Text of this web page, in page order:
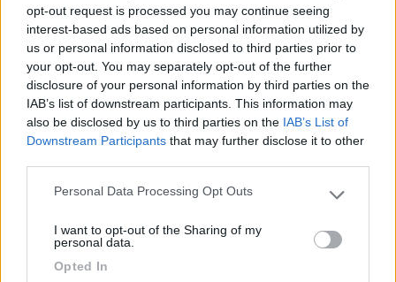
opt-out request is processed you may continue seeing
interest-based ads based on personal information utilized by
us or personal information disclosed to third parties prior to
your opt-out. You may separately opt-out of the further
disclosure of your personal information by third parties on the
IAB’s list of downstream participants. This information may
also be disclosed by us to third parties on the IAB’s List of
Downstream Participants that may further disclose it to other
Please note that this website/app uses one or more Google
not limited to your visit or usage behaviour. You may click to
grant or deny consent to Google and its third-party tags to
use your data for below specified purposes in below Google
Personal Data Processing Opt Outs
I want to opt-out of the Sharing of my
personal data.
Opted In
Servizi / Posizione
A circa 1 km dal paese, area sosta presso Agriturismo
con...
Piavola (FC) - 35km
Via Ramiera 3